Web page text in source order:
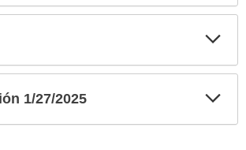
1/27/2025